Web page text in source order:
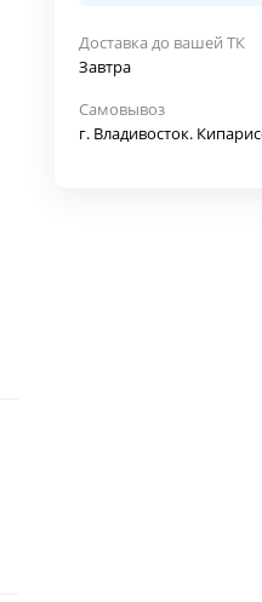
Доставка до вашей ТК
Завтра
Самовывоз
г. Владивосток.